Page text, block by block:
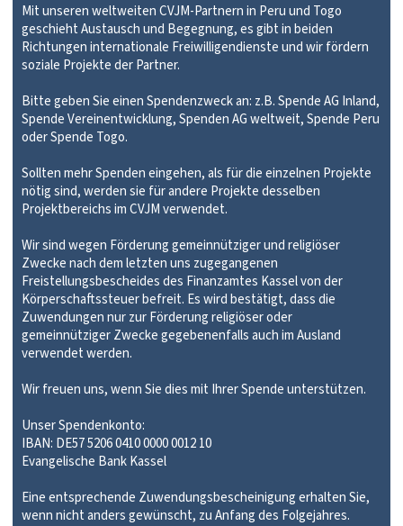
Mit unseren weltweiten CVJM-Partnern in Peru und Togo
geschieht Austausch und Begegnung, es gibt in beiden
Richtungen internationale Freiwilligendienste und wir fördern
soziale Projekte der Partner.
Bitte geben Sie einen Spendenzweck an: z.B. Spende AG Inland,
Spende Vereinentwicklung, Spenden AG weltweit, Spende Peru
oder Spende Togo.
Sollten mehr Spenden eingehen, als für die einzelnen Projekte
nötig sind, werden sie für andere Projekte desselben
Projektbereichs im CVJM verwendet.
Wir sind wegen Förderung gemeinnütziger und religiöser
Zwecke nach dem letzten uns zugegangenen
Freistellungsbescheides des Finanzamtes Kassel von der
Körperschaftssteuer befreit. Es wird bestätigt, dass die
Zuwendungen nur zur Förderung religiöser oder
gemeinnütziger Zwecke gegebenenfalls auch im Ausland
verwendet werden.
Wir freuen uns, wenn Sie dies mit Ihrer Spende unterstützen.
Unser Spendenkonto:
IBAN: DE57 5206 0410 0000 0012 10
Evangelische Bank Kassel
Eine entsprechende Zuwendungsbescheinigung erhalten Sie,
wenn nicht anders gewünscht, zu Anfang des Folgejahres.